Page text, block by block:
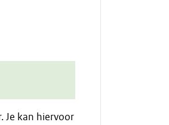
Je kan hiervoor